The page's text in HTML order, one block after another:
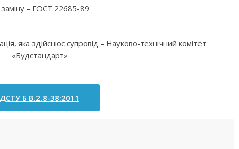
– ГОСТ 22685-89
яка здійснює супровід – Науково-технічний комітет
«Будстандарт»
ДСТУ Б В.2.8-38:2011